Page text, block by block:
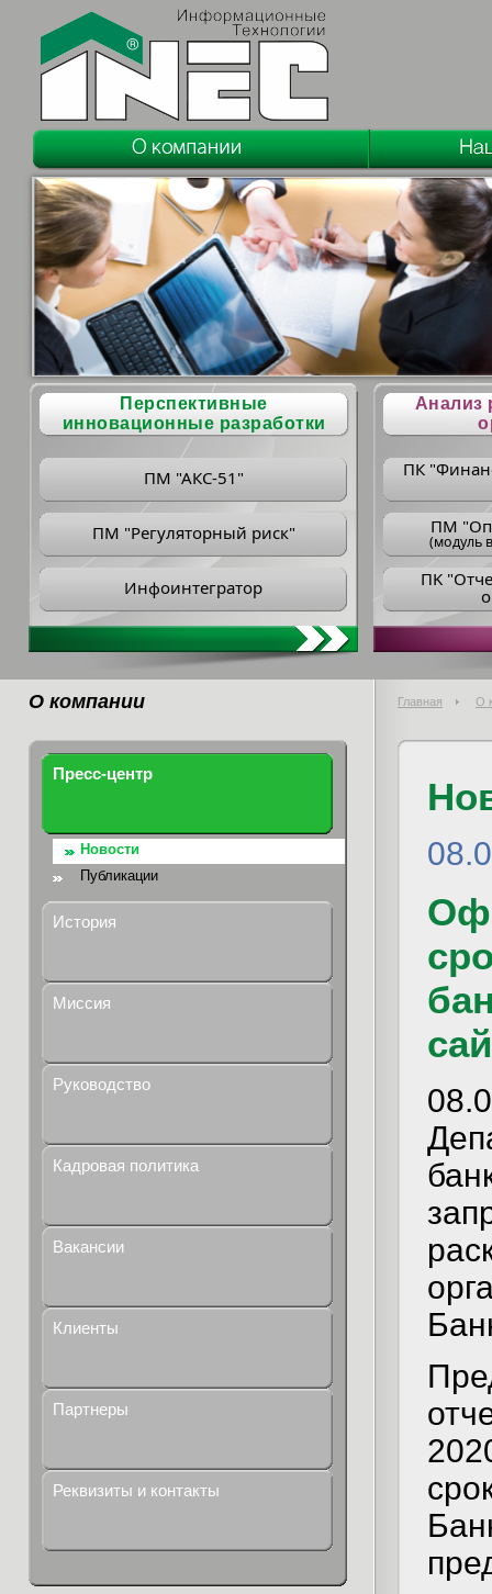
Перспективные
инновационные разработки
ПМ "АКС-51"
ПМ "Регуляторный риск"
Инфоинтегратор
Анализ
ПК
ПM
(модуль
ПK
О компании Главная О
Пресс-центр
Новости
Публикации
История
Миссия
Руководство
Кадровая политика
Вакансии
Клиенты
Партнеры
Реквизиты и контакты